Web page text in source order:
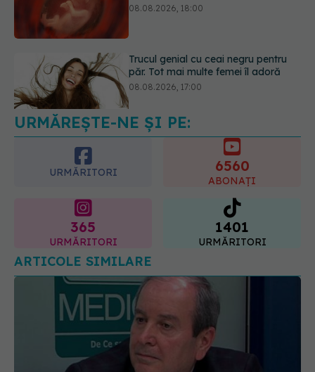
08.08.2026, 18:00
Trucul genial cu ceai negru pentru
păr. Tot mai multe femei îl adoră
08.08.2026, 17:00
URMĂREȘTE-NE ȘI PE:
URMĂRITORI 6560
ABONAȚI
365
URMĂRITORI
1401
URMĂRITORI
ARTICOLE SIMILARE